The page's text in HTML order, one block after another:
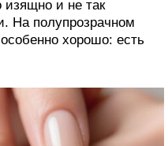
изящно и не так
На полупрозрачном
хорошо: есть